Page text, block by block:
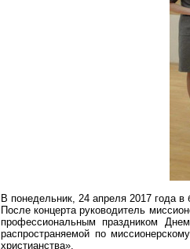
В понедельник, 24 апреля 2017 года
После концерта руководитель
профессиональным праздником
распространяемой по
христианства».